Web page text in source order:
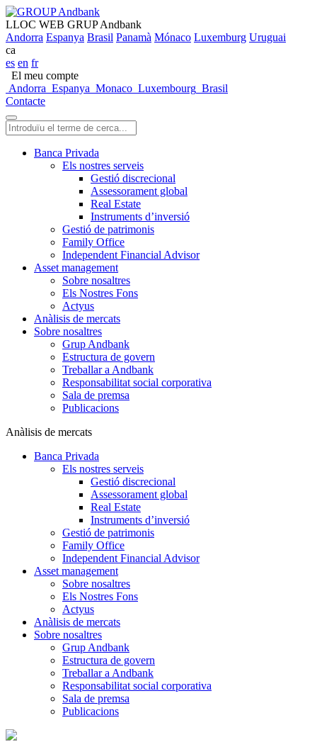
LLOC WEB GRUP Andbank
Andorra Espanya Brasil Panamà Mónaco Luxemburg Uruguai
ca
es en fr
El meu compte
Andorra Espanya Monaco Luxembourg Brasil
Contacte
Banca Privada
Els nostres serveis
Gestió discrecional
Assessorament global
Real Estate
Instruments d’inversió
Gestió de patrimonis
Family Office
Independent Financial Advisor
Asset management
Sobre nosaltres
Els Nostres Fons
Actyus
Anàlisis de mercats
Sobre nosaltres
Grup Andbank
Estructura de govern
Treballar a Andbank
Responsabilitat social corporativa
Sala de premsa
Publicacions
Anàlisis de mercats
Banca Privada
Els nostres serveis
Gestió discrecional
Assessorament global
Real Estate
Instruments d’inversió
Gestió de patrimonis
Family Office
Independent Financial Advisor
Asset management
Sobre nosaltres
Els Nostres Fons
Actyus
Anàlisis de mercats
Sobre nosaltres
Grup Andbank
Estructura de govern
Treballar a Andbank
Responsabilitat social corporativa
Sala de premsa
Publicacions